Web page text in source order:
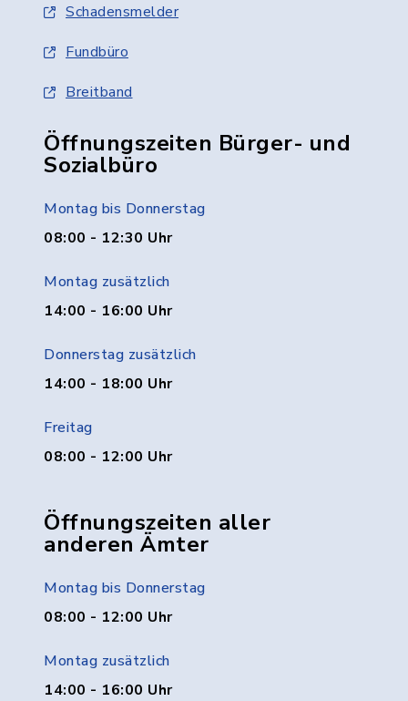
Schadensmelder
Fundbüro
Breitband
Öffnungszeiten Bürger- und
Sozialbüro
Montag bis Donnerstag
08:00 - 12:30 Uhr
Montag zusätzlich
14:00 - 16:00 Uhr
Donnerstag zusätzlich
14:00 - 18:00 Uhr
Freitag
08:00 - 12:00 Uhr
Öffnungszeiten aller
anderen Ämter
Montag bis Donnerstag
08:00 - 12:00 Uhr
Montag zusätzlich
14:00 - 16:00 Uhr